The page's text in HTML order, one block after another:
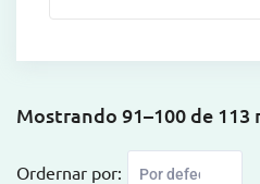
Mostrando 91–100 de 113
Ordernar por: